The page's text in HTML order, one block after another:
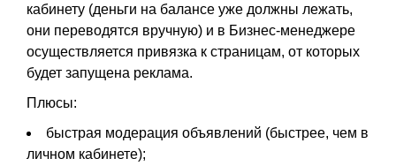
кабинету (деньги на балансе уже должны лежать,
они переводятся вручную) и в Бизнес-менеджере
осуществляется привязка к страницам, от которых
будет запущена реклама.
Плюсы:
быстрая модерация объявлений (быстрее, чем в
личном кабинете);